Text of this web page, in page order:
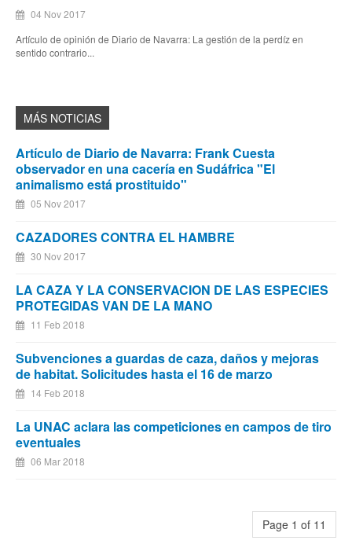
04 Nov 2017
Artículo de opinión de Diario de Navarra: La gestión de la perdíz en
sentido contrario...
Artículo de Diario de Navarra: Frank Cuesta
observador en una cacería en Sudáfrica "El
animalismo está prostituido"
05 Nov 2017
CAZADORES CONTRA EL HAMBRE
30 Nov 2017
LA CAZA Y LA CONSERVACION DE LAS ESPECIES
PROTEGIDAS VAN DE LA MANO
11 Feb 2018
Subvenciones a guardas de caza, daños y mejoras
de habitat. Solicitudes hasta el 16 de marzo
14 Feb 2018
La UNAC aclara las competiciones en campos de tiro
eventuales
06 Mar 2018
Page 1 of 11